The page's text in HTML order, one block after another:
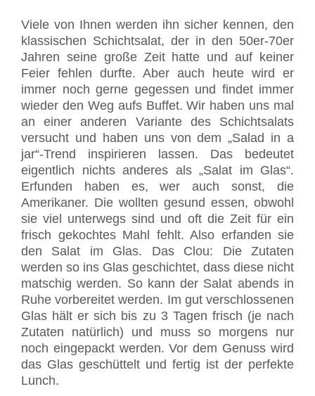
Viele von Ihnen werden ihn sicher kennen, den
klassischen Schichtsalat, der in den 50er-70er
Jahren seine große Zeit hatte und auf keiner
Feier fehlen durfte. Aber auch heute wird er
immer noch gerne gegessen und findet immer
wieder den Weg aufs Buffet. Wir haben uns mal
an einer anderen Variante des Schichtsalats
versucht und haben uns von dem „Salad in a
jar“-Trend inspirieren lassen. Das bedeutet
eigentlich nichts anderes als „Salat im Glas“.
Erfunden haben es, wer auch sonst, die
Amerikaner. Die wollten gesund essen, obwohl
sie viel unterwegs sind und oft die Zeit für ein
frisch gekochtes Mahl fehlt. Also erfanden sie
den Salat im Glas. Das Clou: Die Zutaten
werden so ins Glas geschichtet, dass diese nicht
matschig werden. So kann der Salat abends in
Ruhe vorbereitet werden. Im gut verschlossenen
Glas hält er sich bis zu 3 Tagen frisch (je nach
Zutaten natürlich) und muss so morgens nur
noch eingepackt werden. Vor dem Genuss wird
das Glas geschüttelt und fertig ist der perfekte
Lunch.